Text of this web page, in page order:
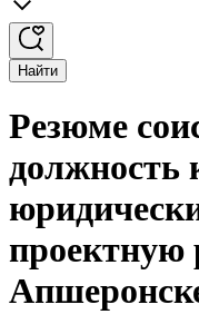
Найти
Резюме
должность
проектную